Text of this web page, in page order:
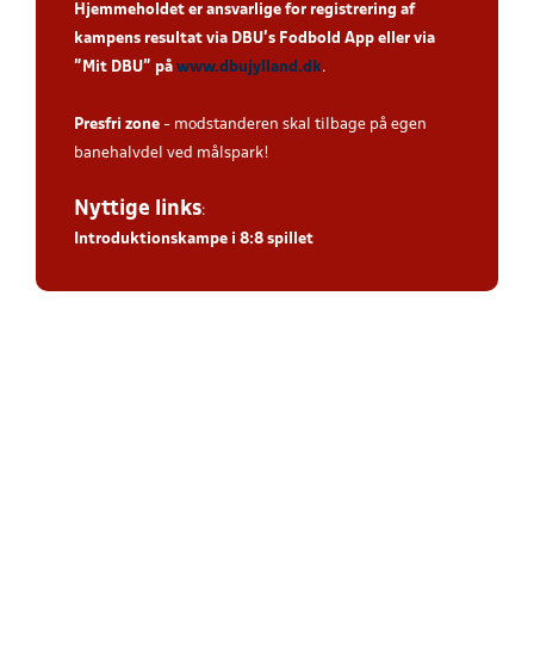
Hjemmeholdet er ansvarlige for registrering af
kampens resultat via DBU’s Fodbold App eller via
”Mit DBU” på www.dbujylland.dk.
Presfri zone - modstanderen skal tilbage på egen
banehalvdel ved målspark!
Nyttige links:
Introduktionskampe i 8:8 spillet